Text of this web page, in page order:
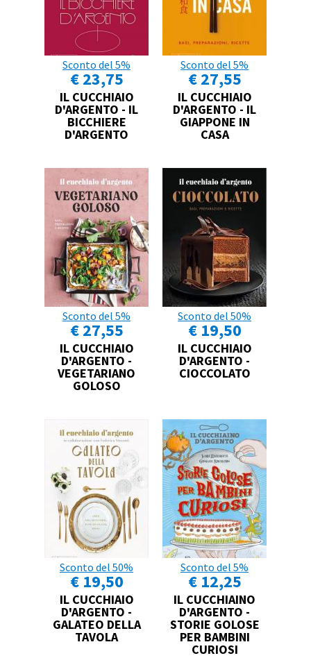
Sconto del 5%
€ 23,75
IL CUCCHIAIO
D'ARGENTO - IL
BICCHIERE
D'ARGENTO
Sconto del 5%
€ 27,55
IL CUCCHIAIO
D'ARGENTO - IL
GIAPPONE IN
CASA
Sconto del 5%
€ 27,55
IL CUCCHIAIO
D'ARGENTO -
VEGETARIANO
GOLOSO
Sconto del 50%
€ 19,50
IL CUCCHIAIO
D'ARGENTO -
CIOCCOLATO
Sconto del 50%
€ 19,50
IL CUCCHIAIO
D'ARGENTO -
GALATEO DELLA
TAVOLA
Sconto del 5%
€ 12,25
IL CUCCHIAINO
D'ARGENTO -
STORIE GOLOSE
PER BAMBINI
CURIOSI